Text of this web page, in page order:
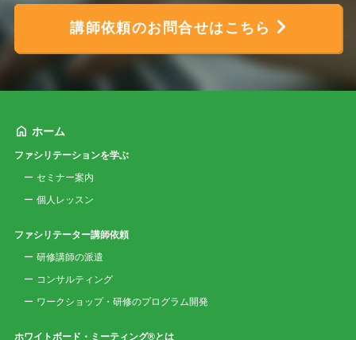
講師依頼のお問合せはこちら
ホーム
ファシリテーションを学ぶ
セミナー案内
個人レッスン
ファシリテーター講師依頼
研修講師の派遣
コンサルティング
ワークショップ・研修のプログラム開発
ホワイトボード・ミーティング®とは